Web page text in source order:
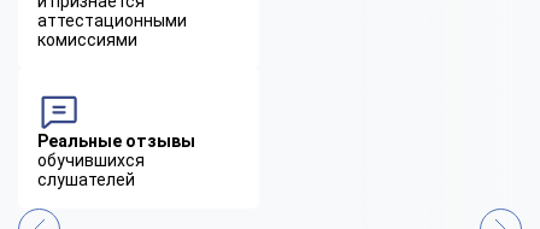
аттестационными
комиссиями
Реальные отзывы
обучившихся
слушателей